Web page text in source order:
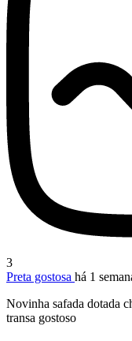
3
Preta gostosa há 1
Novinha safada dotada
transa gostoso